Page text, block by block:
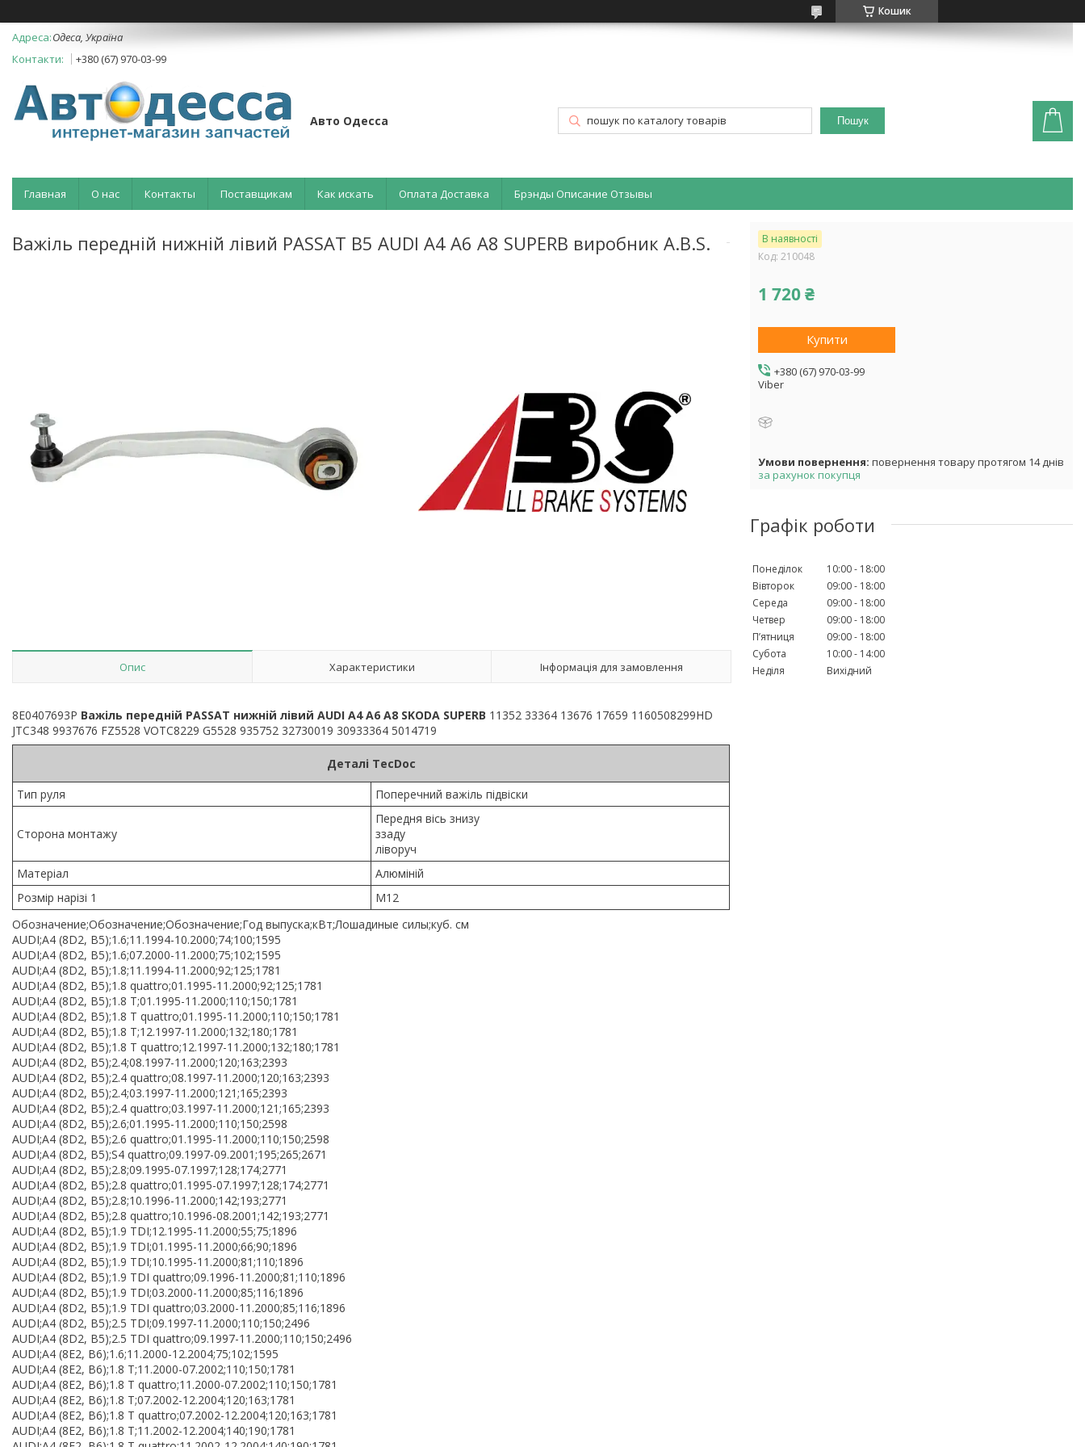
Кошик
Одеса, Україна
+380 (67) 970-03-99
Авто Одесса Пошук
Главная О нас Контакты Поставщикам Как искать Оплата Доставка Брэнды Описание Отзывы
Важіль передній нижній лівий PASSAT B5 AUDI A4 A6 A8 SUPERB виробник A.B.S.
Опис Характеристики Інформація для замовлення
8E0407693P Важіль передній PASSAT нижній лівий AUDI A4 A6 A8 SKODA SUPERB 11352 33364 13676 17659 1160508299HD
JTC348 9937676 FZ5528 VOTC8229 G5528 935752 32730019 30933364 5014719
Деталі TecDoc
Тип руля
Поперечний важіль підвіски
Сторона монтажу
Передня вісь знизу
ззаду
ліворуч
Матеріал
Алюміній
Розмір нарізі 1
M12
Обозначение;Обозначение;Обозначение;Год выпуска;кВт;Лошадиные силы;куб. см
AUDI;A4 (8D2, B5);1.6;11.1994-10.2000;74;100;1595
AUDI;A4 (8D2, B5);1.6;07.2000-11.2000;75;102;1595
AUDI;A4 (8D2, B5);1.8;11.1994-11.2000;92;125;1781
AUDI;A4 (8D2, B5);1.8 quattro;01.1995-11.2000;92;125;1781
AUDI;A4 (8D2, B5);1.8 T;01.1995-11.2000;110;150;1781
AUDI;A4 (8D2, B5);1.8 T quattro;01.1995-11.2000;110;150;1781
AUDI;A4 (8D2, B5);1.8 T;12.1997-11.2000;132;180;1781
AUDI;A4 (8D2, B5);1.8 T quattro;12.1997-11.2000;132;180;1781
AUDI;A4 (8D2, B5);2.4;08.1997-11.2000;120;163;2393
AUDI;A4 (8D2, B5);2.4 quattro;08.1997-11.2000;120;163;2393
AUDI;A4 (8D2, B5);2.4;03.1997-11.2000;121;165;2393
AUDI;A4 (8D2, B5);2.4 quattro;03.1997-11.2000;121;165;2393
AUDI;A4 (8D2, B5);2.6;01.1995-11.2000;110;150;2598
AUDI;A4 (8D2, B5);2.6 quattro;01.1995-11.2000;110;150;2598
AUDI;A4 (8D2, B5);S4 quattro;09.1997-09.2001;195;265;2671
AUDI;A4 (8D2, B5);2.8;09.1995-07.1997;128;174;2771
AUDI;A4 (8D2, B5);2.8 quattro;01.1995-07.1997;128;174;2771
AUDI;A4 (8D2, B5);2.8;10.1996-11.2000;142;193;2771
AUDI;A4 (8D2, B5);2.8 quattro;10.1996-08.2001;142;193;2771
AUDI;A4 (8D2, B5);1.9 TDI;12.1995-11.2000;55;75;1896
AUDI;A4 (8D2, B5);1.9 TDI;01.1995-11.2000;66;90;1896
AUDI;A4 (8D2, B5);1.9 TDI;10.1995-11.2000;81;110;1896
AUDI;A4 (8D2, B5);1.9 TDI quattro;09.1996-11.2000;81;110;1896
AUDI;A4 (8D2, B5);1.9 TDI;03.2000-11.2000;85;116;1896
AUDI;A4 (8D2, B5);1.9 TDI quattro;03.2000-11.2000;85;116;1896
AUDI;A4 (8D2, B5);2.5 TDI;09.1997-11.2000;110;150;2496
AUDI;A4 (8D2, B5);2.5 TDI quattro;09.1997-11.2000;110;150;2496
AUDI;A4 (8E2, B6);1.6;11.2000-12.2004;75;102;1595
AUDI;A4 (8E2, B6);1.8 T;11.2000-07.2002;110;150;1781
AUDI;A4 (8E2, B6);1.8 T quattro;11.2000-07.2002;110;150;1781
AUDI;A4 (8E2, B6);1.8 T;07.2002-12.2004;120;163;1781
AUDI;A4 (8E2, B6);1.8 T quattro;07.2002-12.2004;120;163;1781
AUDI;A4 (8E2, B6);1.8 T;11.2002-12.2004;140;190;1781
В наявності
Код: 210048
1 720 ₴
Купити
+380 (67) 970-03-99
Viber
повернення товару протягом 14 днів
за рахунок покупця
Графік роботи
Понеділок 10:00
18:00
Вівторок
09:00
18:00
Середа
09:00
18:00
Четвер
09:00
18:00
Пʼятниця
09:00
18:00
Субота
10:00
14:00
Неділя
Вихідний